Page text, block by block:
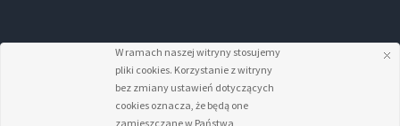
W ramach naszej witryny stosujemy
pliki cookies. Korzystanie z witryny
bez zmiany ustawień dotyczących
cookies oznacza, że będą one
zamieszczane w Państwa